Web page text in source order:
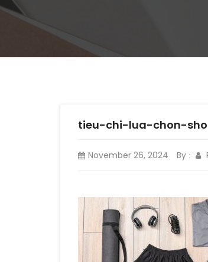
tieu-chi-lua-chon-
November 26, 2024 By :